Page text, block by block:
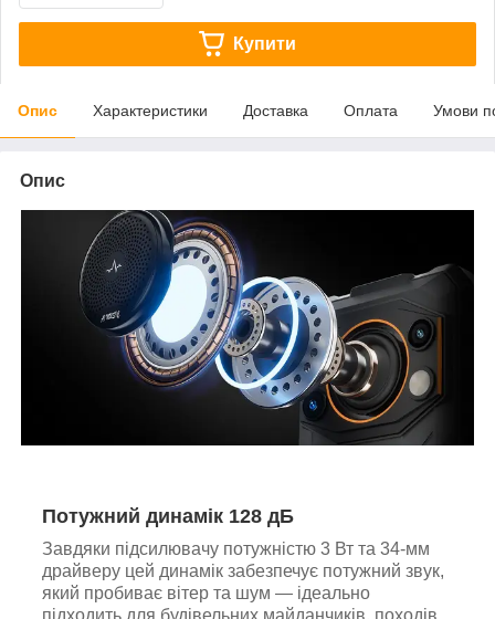
Купити
Опис Характеристики Доставка Оплата Умови
Опис
Потужний динамік 128 дБ
Завдяки підсилювачу потужністю 3 Вт та 34-мм
драйверу цей динамік забезпечує потужний звук,
який пробиває вітер та шум — ідеально